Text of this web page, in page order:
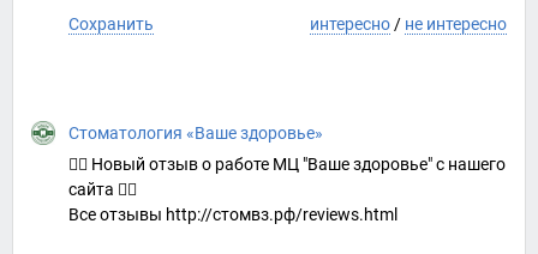
Сохранить интересно / не интересно
Стоматология «Ваше здоровье»
👍🏻 Новый отзыв о работе МЦ "Ваше здоровье" с нашего
сайта 👇🏻
Все отзывы http://стомвз.рф/reviews.html